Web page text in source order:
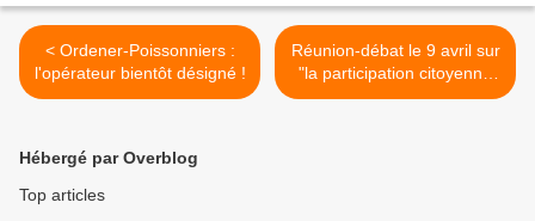
< Ordener-Poissonniers :
l'opérateur bientôt désigné !
Réunion-débat le 9 avril sur
"la participation citoyenne
autour des projets urbains"
Hébergé par Overblog
Top articles